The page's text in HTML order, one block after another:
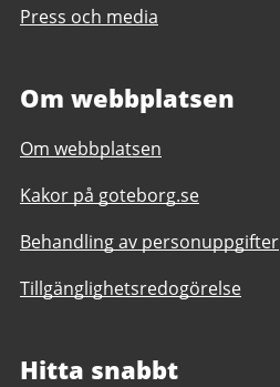
Press och media
Om webbplatsen
Om webbplatsen
Kakor på goteborg.se
Behandling av personuppgifter
Tillgänglighetsredogörelse
Hitta snabbt